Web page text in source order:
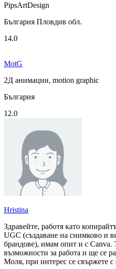
PipsArtDesign
България Пловдив обл.
14.0
MotG
2Д анимации, motion graphic
България
12.0
Hristina
Здравейте, работя като
UGC (създаване на снимково и
брандове), имам опит и с Canva.
възможности за работа и ще се
Моля, при интерес се свържете с